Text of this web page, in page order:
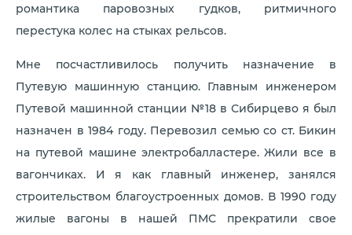
романтика паровозных гудков, ритмичного
перестука колес на стыках рельсов.
Мне посчастливилось получить назначение в
Путевую машинную станцию. Главным инженером
Путевой машинной станции №18 в Сибирцево я был
назначен в 1984 году. Перевозил семью со ст. Бикин
на путевой машине электробалластере. Жили все в
вагончиках. И я как главный инженер, занялся
строительством благоустроенных домов. В 1990 году
жилые вагоны в нашей ПМС прекратили свое